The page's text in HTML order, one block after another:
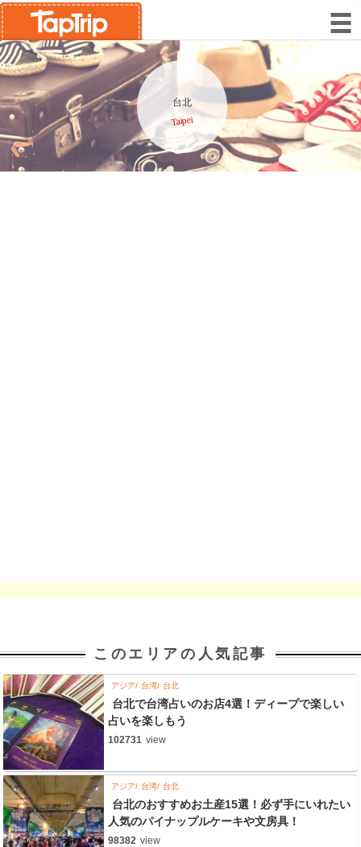
台北
Taipei
このエリアの人気記事
アジア 台湾 台北
台北で台湾占いのお店4選！ディープで楽しい
占いを楽しもう
102731 view
アジア 台湾 台北
台北のおすすめお土産15選！必ず手にいれたい
人気のパイナップルケーキや文房具！
98382 view